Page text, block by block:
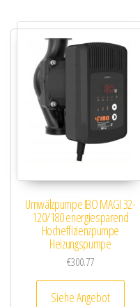
Umwälzpumpe IBO MAGI 32-
120/180 energiesparend
Hocheffizienzpumpe
Heizungspumpe
€300.77
Siehe Angebot